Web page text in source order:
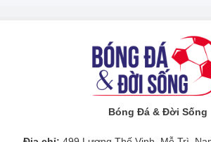
Bóng Đá & Đời Sống